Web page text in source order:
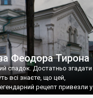
Феодора Тирона
спадок. Достатньо згадати
всі знаєте, що цей,
рецепт привезли у